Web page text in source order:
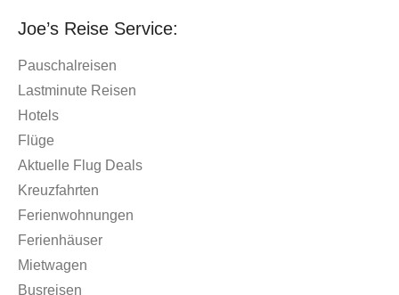
Joe’s Reise Service:
Pauschalreisen
Lastminute Reisen
Hotels
Flüge
Aktuelle Flug Deals
Kreuzfahrten
Ferienwohnungen
Ferienhäuser
Mietwagen
Busreisen